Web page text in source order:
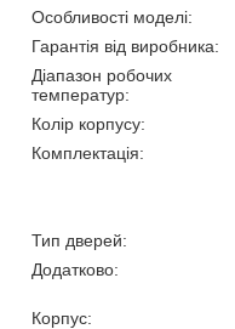
Особливості моделі:
Гарантія від виробника:
Діапазон робочих
температур:
Колір корпусу:
Комплектація:
Тип дверей:
Додатково:
Корпус: